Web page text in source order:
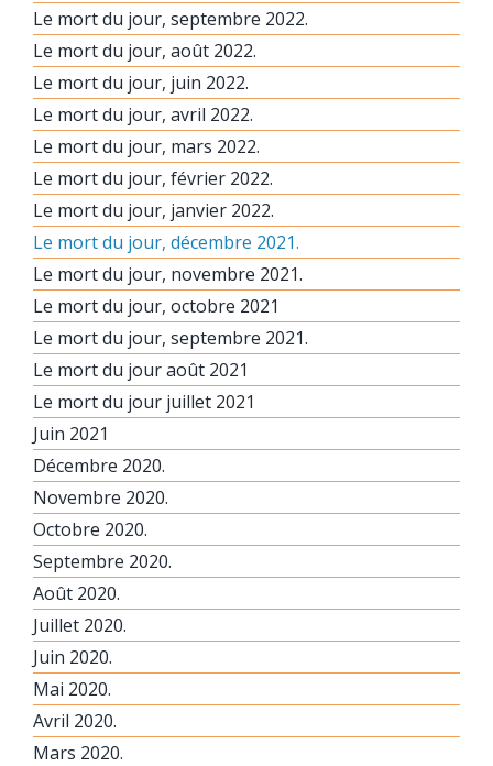
Le mort du jour, septembre 2022.
Le mort du jour, août 2022.
Le mort du jour, juin 2022.
Le mort du jour, avril 2022.
Le mort du jour, mars 2022.
Le mort du jour, février 2022.
Le mort du jour, janvier 2022.
Le mort du jour, décembre 2021.
Le mort du jour, novembre 2021.
Le mort du jour, octobre 2021
Le mort du jour, septembre 2021.
Le mort du jour août 2021
Le mort du jour juillet 2021
Juin 2021
Décembre 2020.
Novembre 2020.
Octobre 2020.
Septembre 2020.
Août 2020.
Juillet 2020.
Juin 2020.
Mai 2020.
Avril 2020.
Mars 2020.